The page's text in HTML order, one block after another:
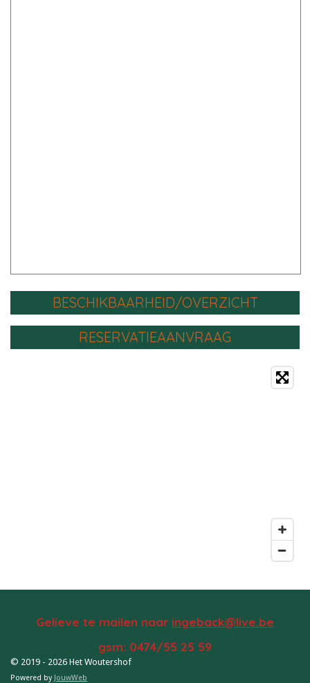
BESCHIKBAARHEID/OVERZICHT
RESERVATIEAANVRAAG
Gelieve te mailen naar ingeback@live.be
gsm: 0474/55 25 59
© 2019 - 2026 Het Woutershof
Powered by JouwWeb